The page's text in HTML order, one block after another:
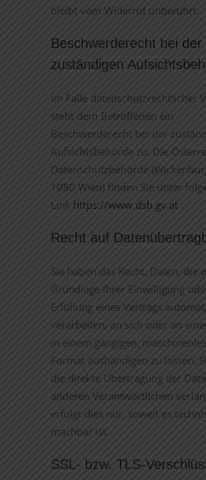
bleibt vom Widerruf unberührt.
Beschwerderecht bei der
zuständigen
Im Falle datenschutzrechtlicher
steht dem Betroffenen ein
Beschwerderecht bei der
Aufsichtsbehörde zu. Die
Datenschutzbehörde
1080 Wien) finden Sie unter
Link https://www.dsb.gv.at .
Recht auf
Sie haben das Recht, Daten, die
Grundlage Ihrer Einwilligung
Erfüllung eines Vertrags
verarbeiten, an sich oder an
in einem gängigen,
Format aushändigen zu lassen.
die direkte Übertragung der
anderen Verantwortlichen
erfolgt dies nur, soweit es
machbar ist.
SSL- bzw. TLS-